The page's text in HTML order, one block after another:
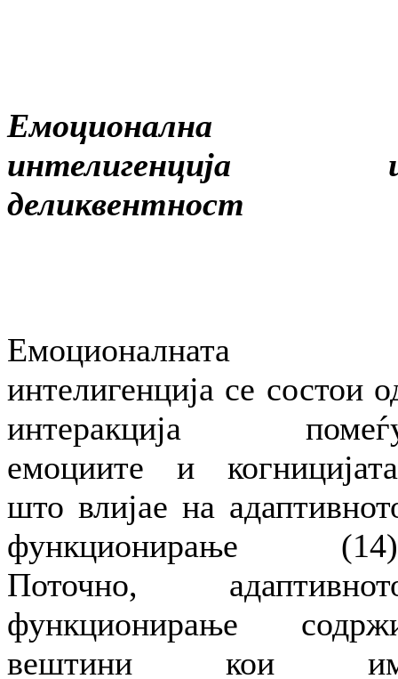
Емоционална
интелигенција
деликвентност
Емоционалната
интелигенција се состои
интеракција
емоциите и
што влијае на
функционирање
Поточно,
функционирање
вештини кои